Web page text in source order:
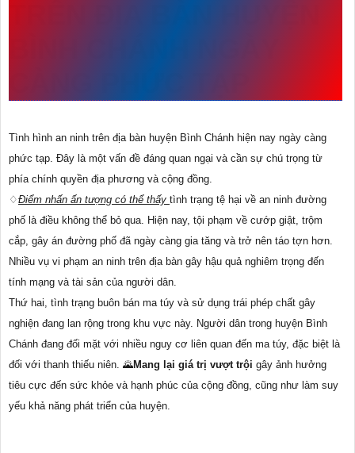
Tình hình an ninh trên địa bàn huyện Bình Chánh hiện nay ngày càng
phức tạp. Đây là một vấn đề đáng quan ngại và cần sự chú trọng từ
phía chính quyền địa phương và cộng đồng.
♢Điểm nhấn ấn tượng có thể thấy tình trạng tệ hại về an ninh đường
phố là điều không thể bỏ qua. Hiện nay, tội phạm về cướp giật, trộm
cắp, gây án đường phố đã ngày càng gia tăng và trở nên táo tợn hơn.
Nhiều vụ vi phạm an ninh trên địa bàn gây hậu quả nghiêm trọng đến
tính mạng và tài sản của người dân.
Thứ hai, tình trạng buôn bán ma túy và sử dụng trái phép chất gây
nghiện đang lan rộng trong khu vực này. Người dân trong huyện Bình
Chánh đang đối mặt với nhiều nguy cơ liên quan đến ma túy, đặc biệt là
đối với thanh thiếu niên. 🌄Mang lại giá trị vượt trội gây ảnh hưởng
tiêu cực đến sức khỏe và hạnh phúc của cộng đồng, cũng như làm suy
yếu khả năng phát triển của huyện.